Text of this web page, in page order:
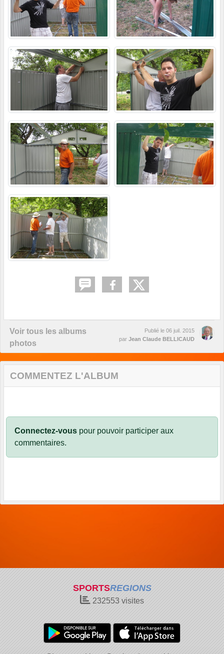
Voir tous les albums
photos
Publié le 06 juil. 2015
par Jean Claude BELLICAUD
COMMENTEZ L'ALBUM
Connectez-vous pour pouvoir participer aux
commentaires.
SPORTSREGIONS
232553 visites